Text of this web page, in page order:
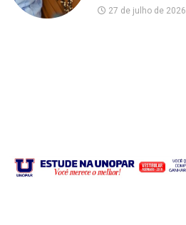
27 de julho de 2026